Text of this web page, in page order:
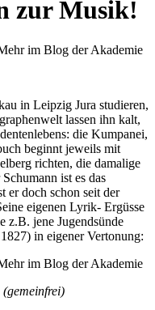
zur Musik!
in Leipzig Jura studieren,
lassen ihn kalt,
die Kumpanei,
beginnt jeweils mit
richten, die damalige
ist es das
er doch schon seit der
eigenen Lyrik- Ergüsse
z.B. jene Jugendsünde
in eigener Vertonung: